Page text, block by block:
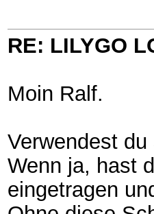
RE: LILYGO
Moin Ralf.
Verwendest
Wenn ja, hast
eingetragen